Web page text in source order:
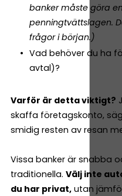
banker måste göra
penningtvättslagen.
frågor i början.)
Vad behöver du ha
avtal)?
Varför är detta viktigt?
skaffa företagskonto,
smidig resten av resan
Vissa banker är snabba
traditionella. Välj inte
du har privat, utan